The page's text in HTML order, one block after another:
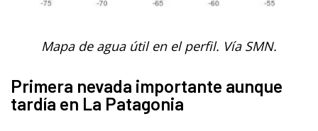
Mapa de agua útil en el perfil. Vía SMN.
Primera nevada importante aunque
tardía en La Patagonia